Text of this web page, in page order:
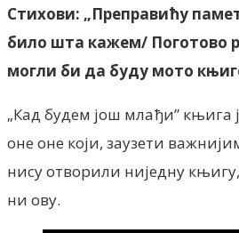
Стихови: „Преправићу
било шта кажем/ Поготово
могли би да буду мото
„Кад будем још млађи” књига
оне оне који, заузети
нису отворили ниједну
ни ову.